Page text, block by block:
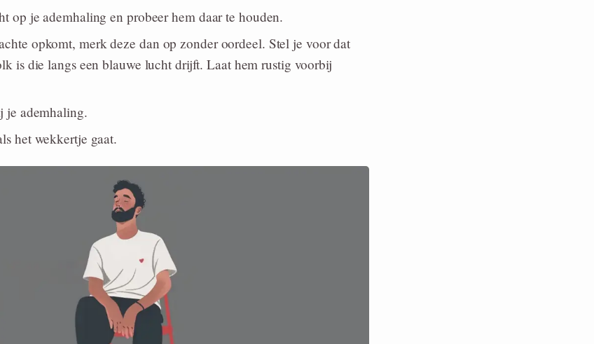
op je ademhaling en probeer hem daar te houden.
opkomt, merk deze dan op zonder oordeel. Stel je voor dat
is die langs een blauwe lucht drijft. Laat hem rustig voorbij
je ademhaling.
het wekkertje gaat.